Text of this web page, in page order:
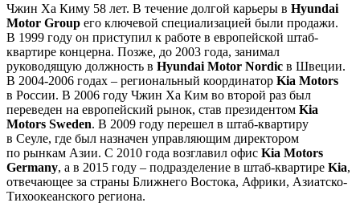
Чжин Ха Киму 58 лет. В течение долгой карьеры в Hyundai
Motor Group его ключевой специализацией были продажи.
В 1999 году он приступил к работе в европейской штаб-
квартире концерна. Позже, до 2003 года, занимал
руководящую должность в Hyundai Motor Nordic в Швеции.
В 2004-2006 годах – региональный координатор Kia Motors
в России. В 2006 году Чжин Ха Ким во второй раз был
переведен на европейский рынок, став президентом Kia
Motors Sweden. В 2009 году перешел в штаб-квартиру
в Сеуле, где был назначен управляющим директором
по рынкам Азии. С 2010 года возглавил офис Kia Motors
Germany, а в 2015 году – подразделение в штаб-квартире Kia,
отвечающее за страны Ближнего Востока, Африки, Азиатско-
Тихоокеанского региона.